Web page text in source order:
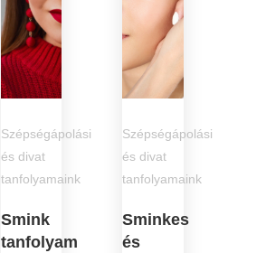
Szépségápolási
és divat
tanfolyamaink
Smink
tanfolyam
Szépségápolási
és divat
tanfolyamaink
Sminkes
és